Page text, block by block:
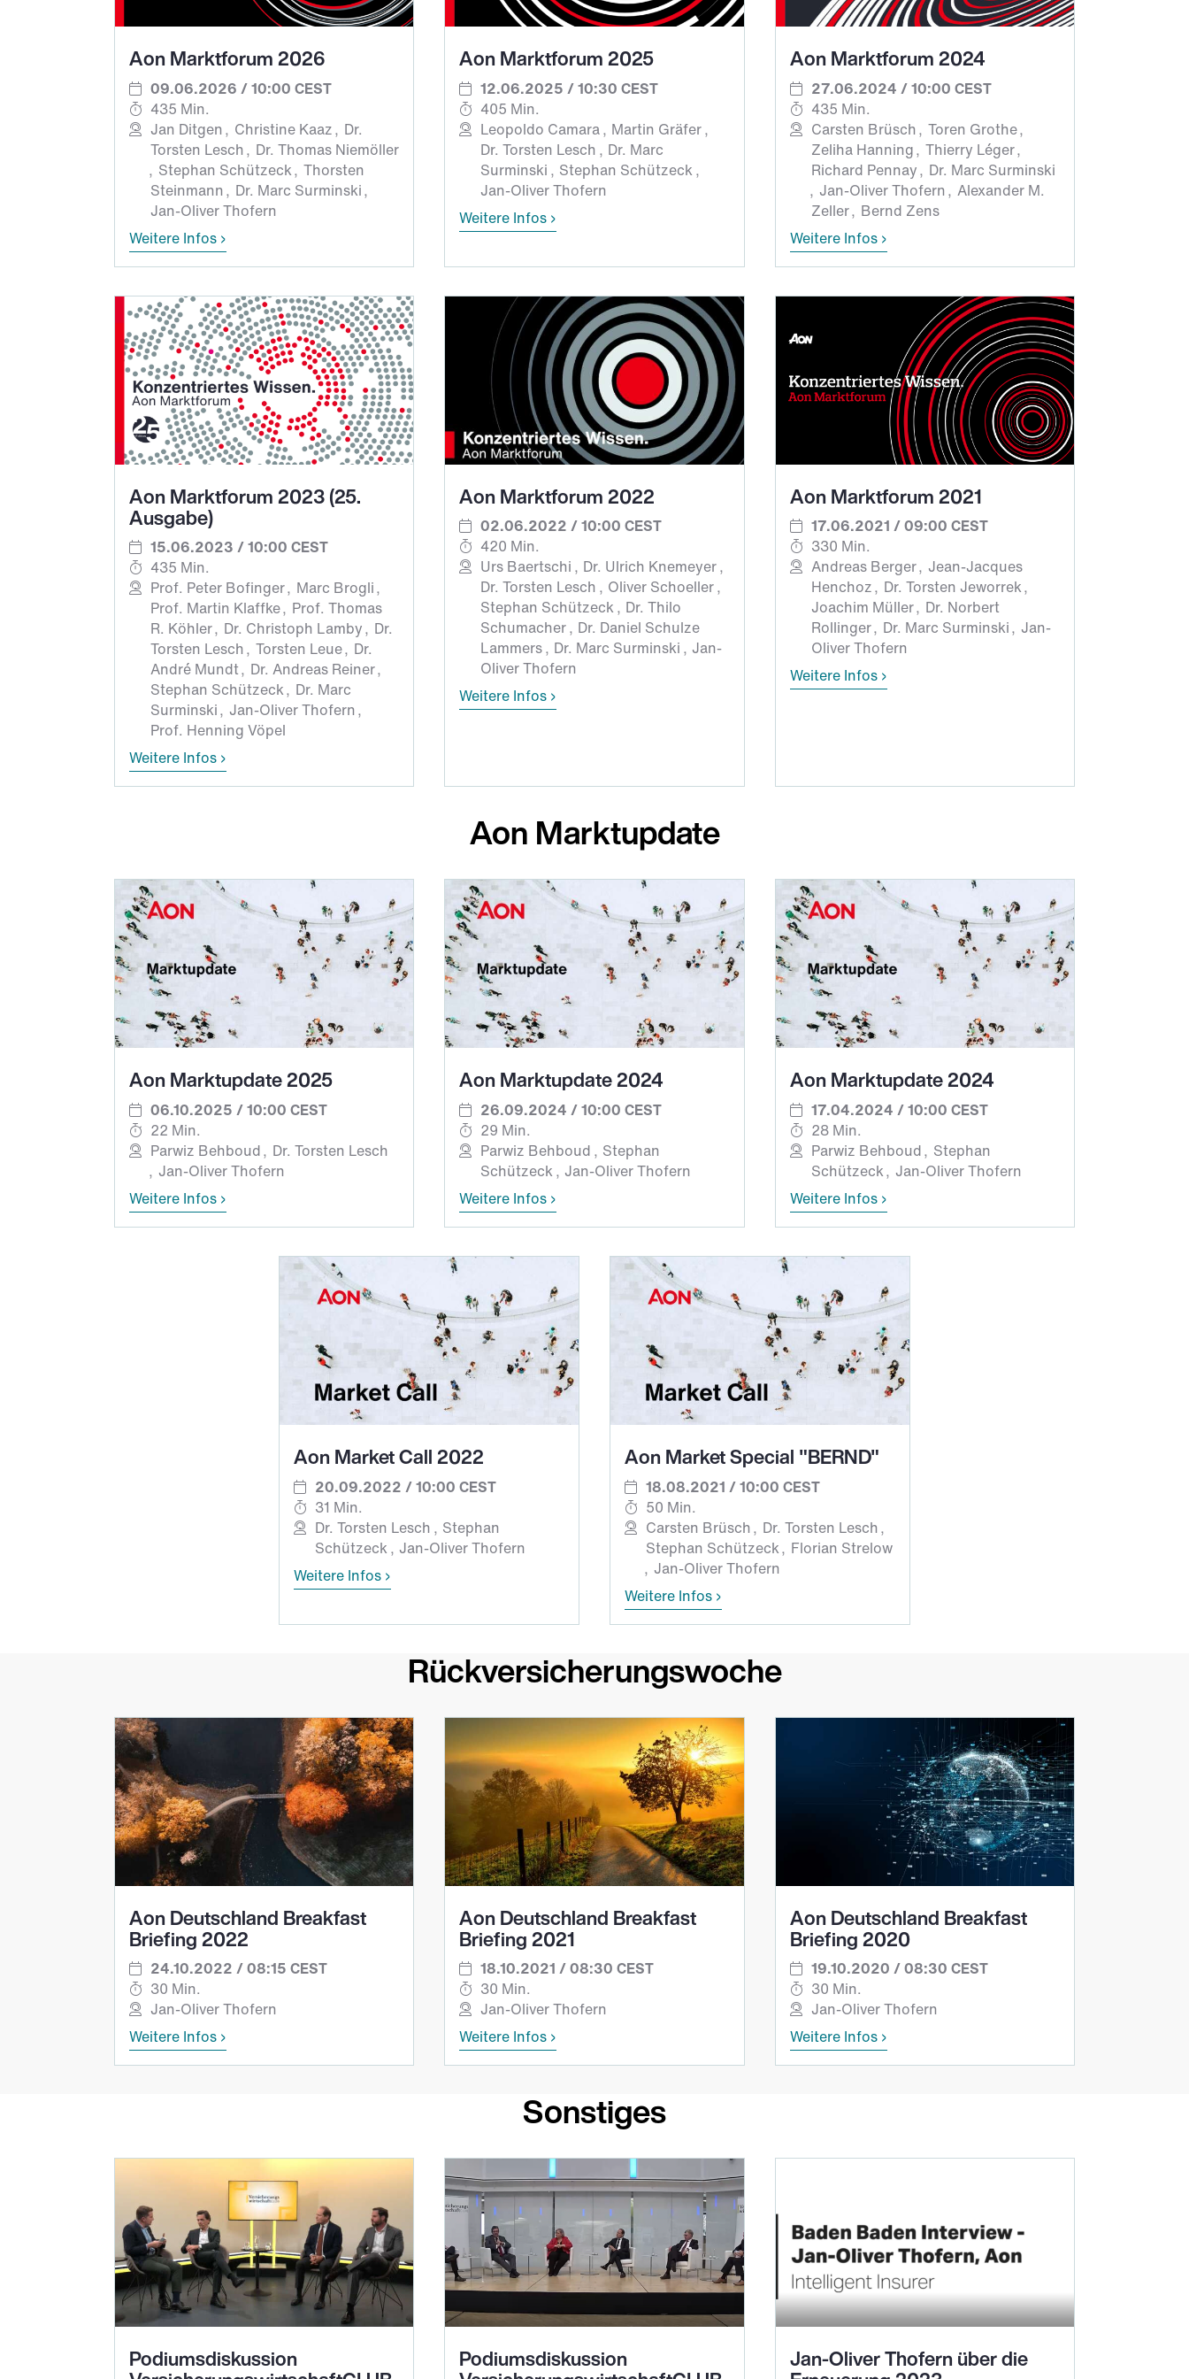
Aon Marktforum 2026
09.06.2026 / 10:00 CEST
435 Min.
Jan Ditgen
Christine Kaaz
Dr.
Torsten Lesch
Dr. Thomas Niemöller
Stephan Schützeck Thorsten
Steinmann
Dr. Marc Surminski
Jan-Oliver Thofern
Weitere Infos
Aon Marktforum 2025
12.06.2025 / 10:30 CEST
405 Min.
Leopoldo Camara Martin Gräfer
Dr. Torsten Lesch
Dr. Marc
Surminski
Stephan Schützeck
Jan-Oliver Thofern
Weitere Infos
Aon Marktforum 2024
27.06.2024 / 10:00 CEST
435 Min.
Carsten Brüsch Toren Grothe
Zeliha Hanning Thierry Léger
Richard Pennay
Dr. Marc Surminski
Jan-Oliver Thofern Alexander M.
Zeller Bernd Zens
Weitere Infos
Aon Marktforum 2023 (25.
Ausgabe)
15.06.2023 / 10:00 CEST
435 Min.
Prof. Peter Bofinger Marc Brogli
Prof. Martin Klaffke Prof. Thomas
R. Köhler Dr. Christoph Lamby
Dr.
Torsten Lesch Torsten Leue Dr.
André Mundt Dr. Andreas Reiner
Stephan Schützeck Dr. Marc
Surminski Jan-Oliver Thofern
Prof. Henning Vöpel
Weitere Infos
Aon Marktforum 2022
02.06.2022 / 10:00 CEST
420 Min.
Urs Baertschi
Dr. Ulrich Knemeyer
Dr. Torsten Lesch
Oliver Schoeller
Stephan Schützeck Dr. Thilo
Schumacher Dr. Daniel Schulze
Lammers Dr. Marc Surminski Jan-
Oliver Thofern
Weitere Infos
Aon Marktforum 2021
17.06.2021 / 09:00 CEST
330 Min.
Andreas Berger Jean-Jacques
Henchoz
Dr. Torsten Jeworrek
Joachim Müller Dr. Norbert
Rollinger Dr. Marc Surminski Jan-
Oliver Thofern
Weitere Infos
Aon Marktupdate
Aon Marktupdate 2025
06.10.2025 / 10:00 CEST
22 Min.
Parwiz Behboud
Dr. Torsten Lesch
Jan-Oliver Thofern
Weitere Infos
Aon Marktupdate 2024
26.09.2024 / 10:00 CEST
29 Min.
Parwiz Behboud
Stephan
Schützeck Jan-Oliver Thofern
Weitere Infos
Aon Marktupdate 2024
17.04.2024 / 10:00 CEST
28 Min.
Parwiz Behboud
Stephan
Schützeck Jan-Oliver Thofern
Weitere Infos
Aon Market Call 2022
20.09.2022 / 10:00 CEST
31 Min.
Dr. Torsten Lesch
Stephan
Schützeck Jan-Oliver Thofern
Weitere Infos
Aon Market Special "BERND"
18.08.2021 / 10:00 CEST
50 Min.
Carsten Brüsch
Dr. Torsten Lesch
Stephan Schützeck Florian Strelow
Jan-Oliver Thofern
Weitere Infos
Rückversicherungswoche
Aon Deutschland Breakfast
Briefing 2022
24.10.2022 / 08:15 CEST
30 Min.
Jan-Oliver Thofern
Weitere Infos
Aon Deutschland Breakfast
Briefing 2021
18.10.2021 / 08:30 CEST
30 Min.
Jan-Oliver Thofern
Weitere Infos
Aon Deutschland Breakfast
Briefing 2020
19.10.2020 / 08:30 CEST
30 Min.
Jan-Oliver Thofern
Weitere Infos
Sonstiges
Podiumsdiskussion Podiumsdiskussion Jan-Oliver Thofern über die